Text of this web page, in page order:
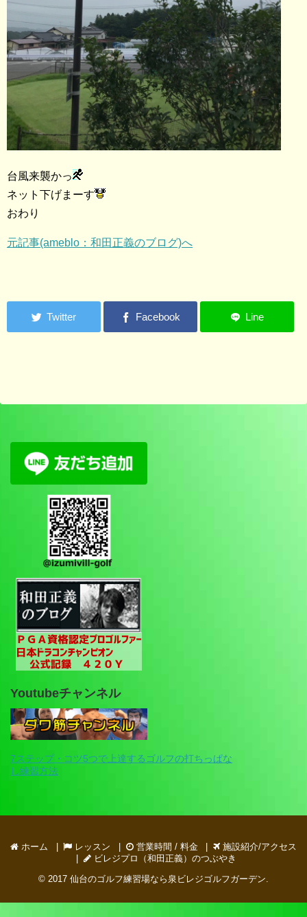
台風来襲かっ
ネット下げまーす
おわり
元記事(ameblo：和田正義のブログ)へ
Youtubeチャンネル
7ステップ・コツ5つで上達するゴルフの打ちっぱな
し練習方法
ホーム レッスン 営業時間 / 料金
施設紹介/アクセス
ビレジプロ（和田正義）のつぶやき
© 2017 仙台のゴルフ練習場なら泉ビレジゴルフガーデン